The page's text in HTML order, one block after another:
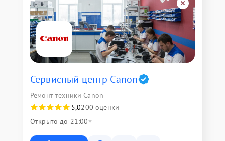
Сервисный центр Canon
Ремонт техники Canon
5,0200 оценки
Открыто до 21:00